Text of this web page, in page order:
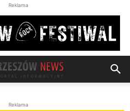
Reklama
Reklama